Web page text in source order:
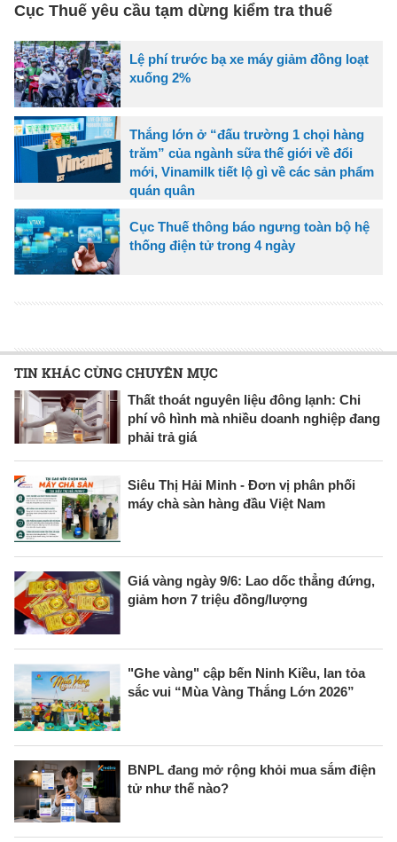
Cục Thuế yêu cầu tạm dừng kiểm tra thuế
Lệ phí trước bạ xe máy giảm đồng loạt
xuống 2%
Thắng lớn ở “đấu trường 1 chọi hàng
trăm” của ngành sữa thế giới về đổi
mới, Vinamilk tiết lộ gì về các sản phẩm
quán quân
Cục Thuế thông báo ngưng toàn bộ hệ
thống điện tử trong 4 ngày
TIN KHÁC CÙNG CHUYÊN MỤC
Thất thoát nguyên liệu đông lạnh: Chi
phí vô hình mà nhiều doanh nghiệp đang
phải trả giá
Siêu Thị Hải Minh - Đơn vị phân phối
máy chà sàn hàng đầu Việt Nam
Giá vàng ngày 9/6: Lao dốc thẳng đứng,
giảm hơn 7 triệu đồng/lượng
"Ghe vàng" cập bến Ninh Kiều, lan tỏa
sắc vui “Mùa Vàng Thắng Lớn 2026”
BNPL đang mở rộng khỏi mua sắm điện
tử như thế nào?